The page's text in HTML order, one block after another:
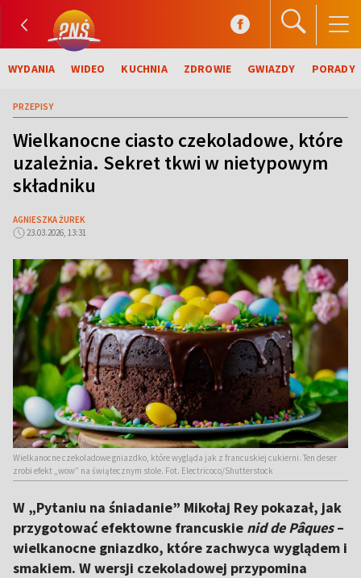
WYDANIA WIDEO KUCHNIA ZDROWIE GWIAZDY PORADY
PRZEPISY
Wielkanocne ciasto czekoladowe, które
uzależnia. Sekret tkwi w nietypowym
składniku
AGNIESZKA ŻUREK
23.03.2026, 13:31
Wielkanocne czekoladowe gniazdko, które wygląda jak z francuskiej cukierni. Ten deser
zrobi efekt „wow” na świątecznym stole. Fot. Electricoco/Shutterstock
W „Pytaniu na śniadanie” Mikołaj Rey pokazał, jak
przygotować efektowne francuskie nid de Pâques–
wielkanocne gniazdko, które zachwyca wyglądem i
smakiem. W wersji czekoladowej przypomina